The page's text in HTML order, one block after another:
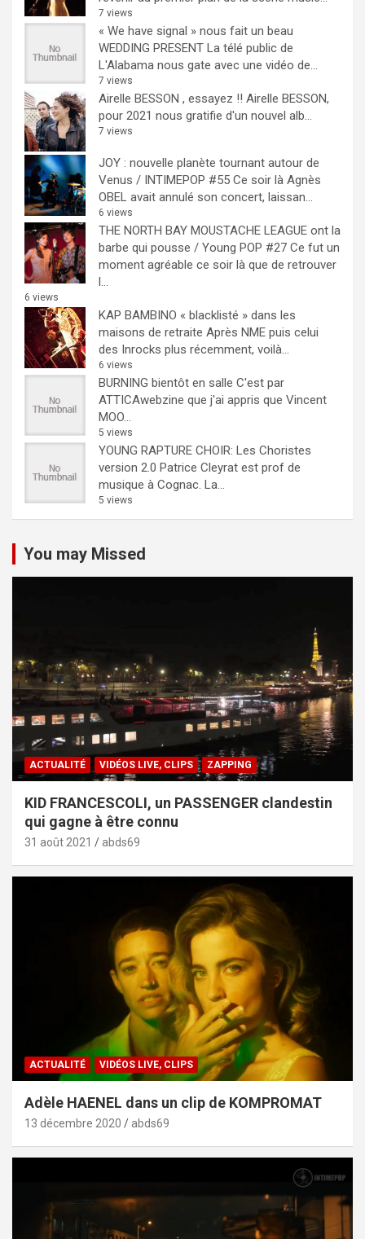
7 views
« We have signal » nous fait un beau
WEDDING PRESENT La télé public de
L'Alabama nous gate avec une vidéo de...
7 views
Airelle BESSON , essayez !! Airelle BESSON,
pour 2021 nous gratifie d'un nouvel alb...
7 views
JOY : nouvelle planète tournant autour de
Venus / INTIMEPOP #55 Ce soir là Agnès
OBEL avait annulé son concert, laissan...
6 views
THE NORTH BAY MOUSTACHE LEAGUE ont la
barbe qui pousse / Young POP #27 Ce fut un
moment agréable ce soir là que de retrouver
l...
6 views
KAP BAMBINO « blacklisté » dans les
maisons de retraite Après NME puis celui
des Inrocks plus récemment, voilà...
6 views
BURNING bientôt en salle C'est par
ATTICAwebzine que j'ai appris que Vincent
MOO...
5 views
YOUNG RAPTURE CHOIR: Les Choristes
version 2.0 Patrice Cleyrat est prof de
musique à Cognac. La...
5 views
You may Missed
ACTUALITÉ VIDÉOS LIVE, CLIPS ZAPPING
KID FRANCESCOLI, un PASSENGER clandestin
qui gagne à être connu
31 août 2021 abds69
ACTUALITÉ VIDÉOS LIVE, CLIPS
Adèle HAENEL dans un clip de KOMPROMAT
13 décembre 2020 abds69